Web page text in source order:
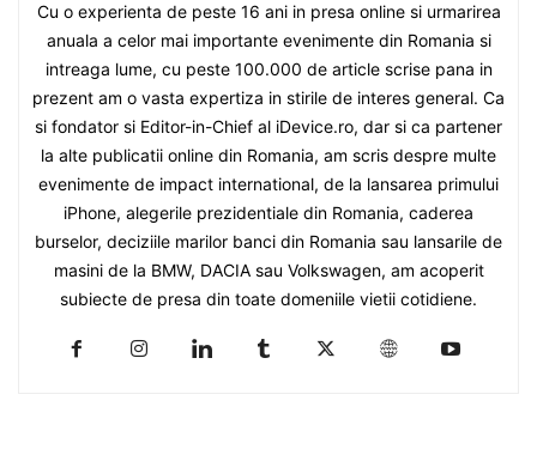
Cu o experienta de peste 16 ani in presa online si urmarirea
anuala a celor mai importante evenimente din Romania si
intreaga lume, cu peste 100.000 de article scrise pana in
prezent am o vasta expertiza in stirile de interes general. Ca
si fondator si Editor-in-Chief al iDevice.ro, dar si ca partener
la alte publicatii online din Romania, am scris despre multe
evenimente de impact international, de la lansarea primului
iPhone, alegerile prezidentiale din Romania, caderea
burselor, deciziile marilor banci din Romania sau lansarile de
masini de la BMW, DACIA sau Volkswagen, am acoperit
subiecte de presa din toate domeniile vietii cotidiene.